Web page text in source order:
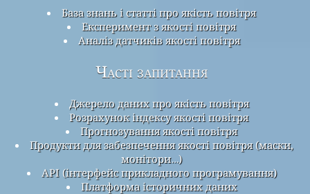
База знань і статті про якість повітря
Експеримент з якості повітря
Аналіз датчиків якості повітря
Часті запитання
Джерело даних про якість повітря
Розрахунок індексу якості повітря
Прогнозування якості повітря
Продукти для забезпечення якості повітря (маски,
монітори…)
API (інтерфейс прикладного програмування)
Платформа історичних даних